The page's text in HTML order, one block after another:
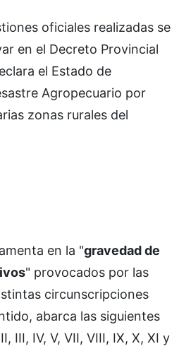
oficiales realizadas se
en el Decreto Provincial
el Estado de
Agropecuario por
zonas rurales del
en la "gravedad de
" provocados por las
circunscripciones
abarca las siguientes
III, IV, V, VII, VIII, IX, X, XI y